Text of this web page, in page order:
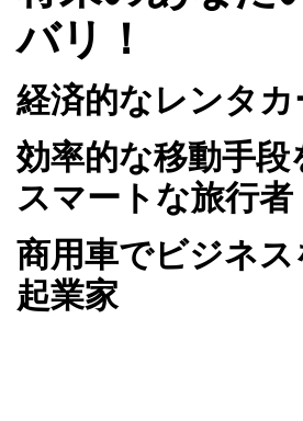
バリ！
経済的なレンタ
効率的な移動手段
スマートな旅行者
商用車でビジネ
起業家